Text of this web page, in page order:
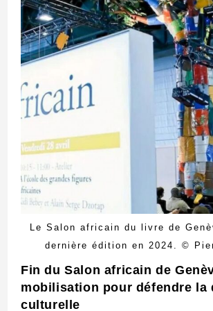
Le Salon africain du livre de
dernière édition en 2024. ©
Fin du Salon africain de
mobilisation pour défendre la
culturelle